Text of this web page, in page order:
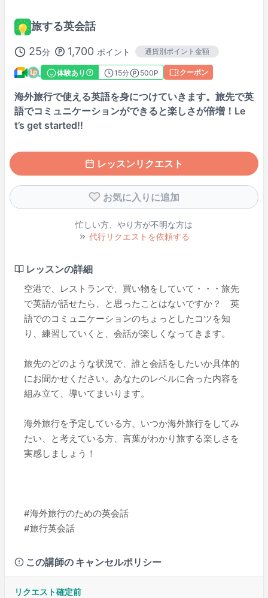
旅する英会話
25分 1,700 ポイント 通貨別ポイント金額
体験あり 15分 500P クーポン
海外旅行で使える英語を身につけていきます。旅先で英
語でコミュニケーションができると楽しさが倍増！Le
t’s get started!!
レッスンリクエスト
お気に入りに追加
忙しい方、やり方が不明な方は
代行リクエストを依頼する
レッスンの詳細
空港で、レストランで、買い物をしていて・・・旅先
で英語が話せたら、と思ったことはないですか？ 英
語でのコミュニケーションのちょっとしたコツを知
り、練習していくと、会話が楽しくなってきます。
旅先のどのような状況で、誰と会話をしたいか具体的
にお聞かせください。あなたのレベルに合った内容を
組み立て、導いてまいります。
海外旅行を予定している方、いつか海外旅行をしてみ
たい、と考えている方、言葉がわかり旅する楽しさを
実感しましょう！
#海外旅行のための英会話
#旅行英会話
この講師の キャンセルポリシー
リクエスト確定前